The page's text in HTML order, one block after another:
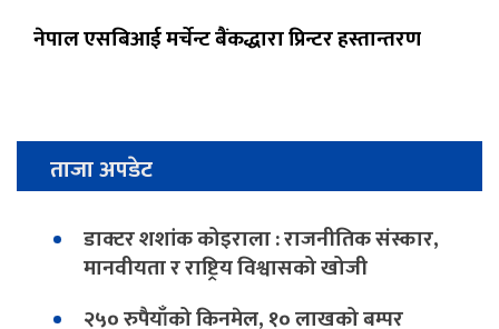
नेपाल एसबिआई मर्चेन्ट बैंकद्धारा प्रिन्टर हस्तान्तरण
ताजा अपडेट
डाक्टर शशांक कोइराला : राजनीतिक संस्कार,
मानवीयता र राष्ट्रिय विश्वासको खोजी
२५० रुपैयाँको किनमेल, १० लाखको बम्पर